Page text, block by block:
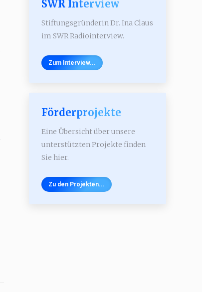
SWR Interview
Stiftungsgründerin Dr. Ina Claus
im SWR Radiointerview.
Zum Interview...
Förderprojekte
Eine Übersicht über unsere
unterstützten Projekte finden
Sie hier.
Zu den Projekten...